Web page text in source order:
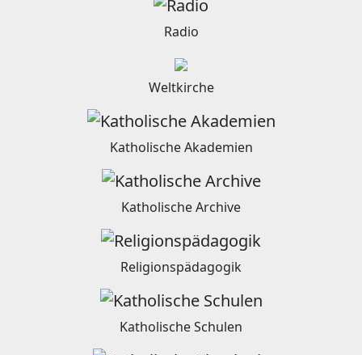
Radio
Weltkirche
Katholische Akademien
Katholische Archive
Religionspädagogik
Katholische Schulen